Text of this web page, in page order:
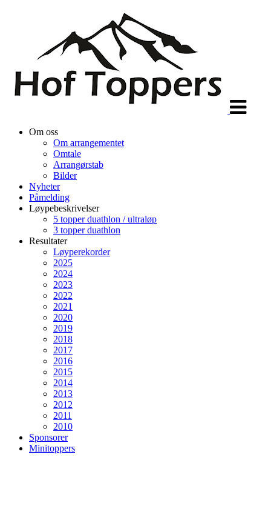
Om oss
Om arrangementet
Omtale
Arrangørstab
Bilder
Nyheter
Påmelding
Løypebeskrivelser
5 topper duathlon / ultraløp
3 topper duathlon
Resultater
Løyperekorder
2025
2024
2023
2022
2021
2020
2019
2018
2017
2016
2015
2014
2013
2012
2011
2010
Sponsorer
Minitoppers